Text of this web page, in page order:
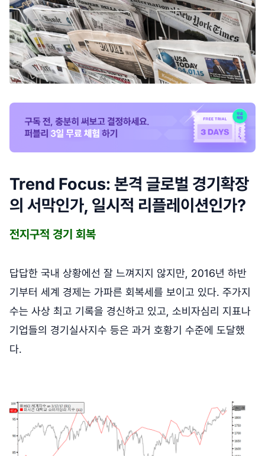
Trend Focus: 본격 글로벌 경기확장
의 서막인가, 일시적 리플레이션인가?
전지구적 경기 회복
답답한 국내 상황에선 잘 느껴지지 않지만, 2016년 하반
기부터 세계 경제는 가파른 회복세를 보이고 있다. 주가지
수는 사상 최고 기록을 경신하고 있고, 소비자심리 지표나
기업들의 경기실사지수 등은 과거 호황기 수준에 도달했
다.